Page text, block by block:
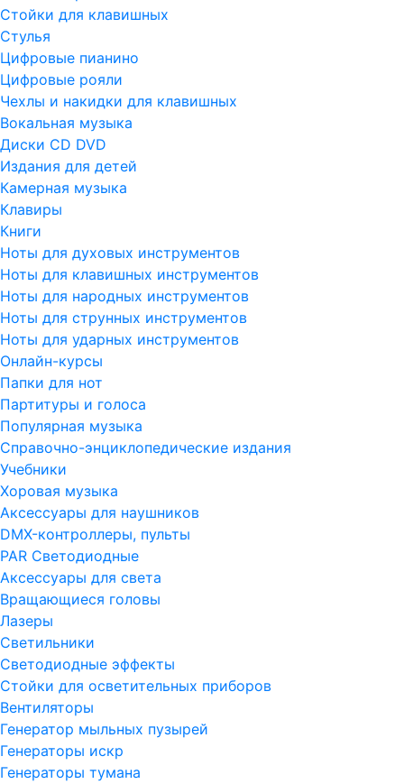
Стойки для клавишных
Стулья
Цифровые пианино
Цифровые рояли
Чехлы и накидки для клавишных
Вокальная музыка
Диски CD DVD
Издания для детей
Камерная музыка
Клавиры
Книги
Ноты для духовых инструментов
Ноты для клавишных инструментов
Ноты для народных инструментов
Ноты для струнных инструментов
Ноты для ударных инструментов
Онлайн-курсы
Папки для нот
Партитуры и голоса
Популярная музыка
Справочно-энциклопедические издания
Учебники
Хоровая музыка
Аксессуары для наушников
DMX-контроллеры, пульты
PAR Светодиодные
Аксессуары для света
Вращающиеся головы
Лазеры
Светильники
Светодиодные эффекты
Стойки для осветительных приборов
Вентиляторы
Генератор мыльных пузырей
Генераторы искр
Генераторы тумана